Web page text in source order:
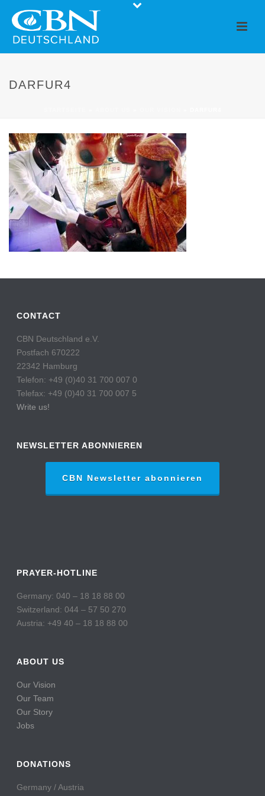
DARFUR4
CONTACT
CBN Deutschland e.V.
Postfach 670222
22342 Hamburg
Telefon: +49 (0)40 31 700 007 0
Telefax: +49 (0)40 31 700 007 5
Write us!
NEWSLETTER ABONNIEREN
CBN Newsletter abonnieren
PRAYER-HOTLINE
Germany: 040 – 18 18 88 00
Switzerland: 044 – 57 50 270
Austria: +49 40 – 18 18 88 00
ABOUT US
Our Vision
Our Team
Our Story
Jobs
DONATIONS
Germany / Austria